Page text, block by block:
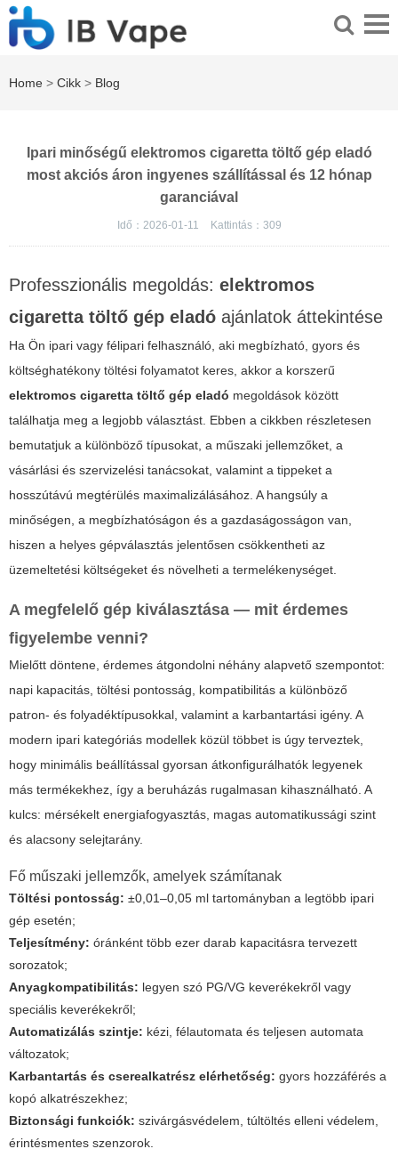
Home > Cikk > Blog
Ipari minőségű elektromos cigaretta töltő gép eladó
most akciós áron ingyenes szállítással és 12 hónap
garanciával
Idő：2026-01-11 Kattintás： 309
Professzionális megoldás: elektromos
cigaretta töltő gép eladó ajánlatok áttekintése
Ha Ön ipari vagy félipari felhasználó, aki megbízható, gyors és
költséghatékony töltési folyamatot keres, akkor a korszerű
elektromos cigaretta töltő gép eladó megoldások között
találhatja meg a legjobb választást. Ebben a cikkben részletesen
bemutatjuk a különböző típusokat, a műszaki jellemzőket, a
vásárlási és szervizelési tanácsokat, valamint a tippeket a
hosszútávú megtérülés maximalizálásához. A hangsúly a
minőségen, a megbízhatóságon és a gazdaságosságon van,
hiszen a helyes gépválasztás jelentősen csökkentheti az
üzemeltetési költségeket és növelheti a termelékenységet.
A megfelelő gép kiválasztása — mit érdemes
figyelembe venni?
Mielőtt döntene, érdemes átgondolni néhány alapvető szempontot:
napi kapacitás, töltési pontosság, kompatibilitás a különböző
patron- és folyadéktípusokkal, valamint a karbantartási igény. A
modern ipari kategóriás modellek közül többet is úgy terveztek,
hogy minimális beállítással gyorsan átkonfigurálhatók legyenek
más termékekhez, így a beruházás rugalmasan kihasználható. A
kulcs: mérsékelt energiafogyasztás, magas automatikussági szint
és alacsony selejtarány.
Fő műszaki jellemzők, amelyek számítanak
Töltési pontosság: ±0,01–0,05 ml tartományban a legtöbb ipari
gép esetén;
Teljesítmény: óránként több ezer darab kapacitásra tervezett
sorozatok;
Anyagkompatibilitás: legyen szó PG/VG keverékekről vagy
speciális keverékekről;
Automatizálás szintje: kézi, félautomata és teljesen automata
változatok;
Karbantartás és cserealkatrész elérhetőség: gyors hozzáférés a
kopó alkatrészekhez;
Biztonsági funkciók: szivárgásvédelem, túltöltés elleni védelem,
érintésmentes szenzorok.